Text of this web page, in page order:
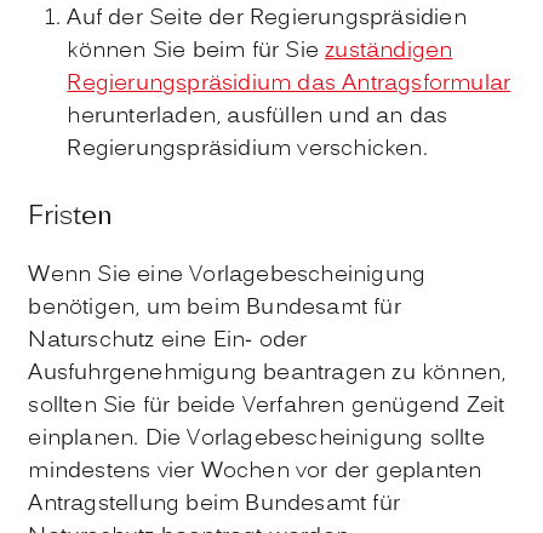
Auf der Seite der Regierungspräsidien
können Sie beim für Siezuständigen
Regierungspräsidium das Antragsformular
herunterladen, ausfüllen und an das
Regierungspräsidium verschicken.
Fristen
Wenn Sie eine Vorlagebescheinigung
benötigen, um beim Bundesamt für
Naturschutz eine Ein- oder
Ausfuhrgenehmigung beantragen zu können,
sollten Sie für beide Verfahren genügend Zeit
einplanen. Die Vorlagebescheinigung sollte
mindestens vier Wochen vor der geplanten
Antragstellung beim Bundesamt für